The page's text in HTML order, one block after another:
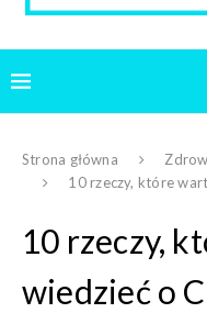
Strona główna
10 rzeczy, które
10 rzeczy,
wiedzieć o